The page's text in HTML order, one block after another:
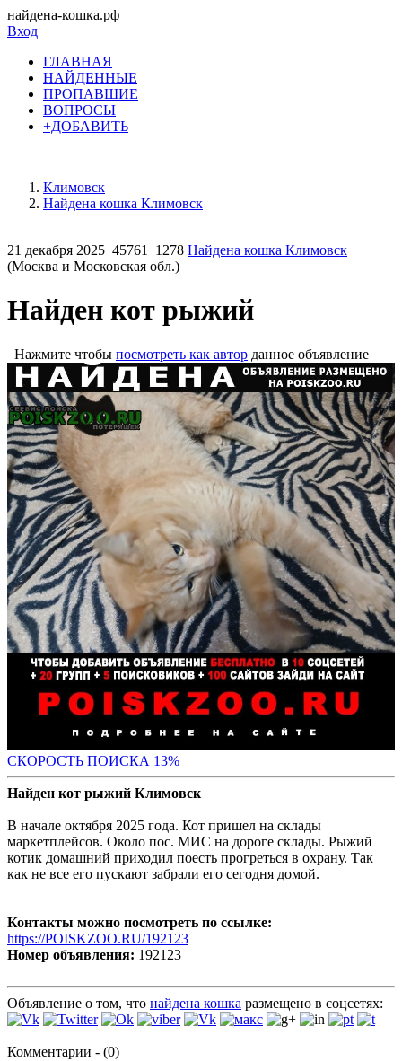
найдена-кошка.рф
Вход
ГЛАВНАЯ
НАЙДЕННЫЕ
ПРОПАВШИЕ
ВОПРОСЫ
+ДОБАВИТЬ
Климовск
Найдена кошка Климовск
21 декабря 2025 45761 1278 Найдена кошка Климовск
(Москва и Московская обл.)
Найден кот рыжий
Нажмите чтобы посмотреть как автор данное объявление
СКОРОСТЬ ПОИСКА 13%
Найден кот рыжий Климовск
В начале октября 2025 года. Кот пришел на склады
маркетплейсов. Около пос. МИС на дороге склады. Рыжий
котик домашний приходил поесть прогреться в охрану. Так
как не все его пускают забрали его сегодня домой.
Контакты можно посмотреть по ссылке:
https://POISKZOO.RU/192123
Номер объявления: 192123
Объявление о том, что найдена кошка размещено в соцсетях:
Комментарии - (0)